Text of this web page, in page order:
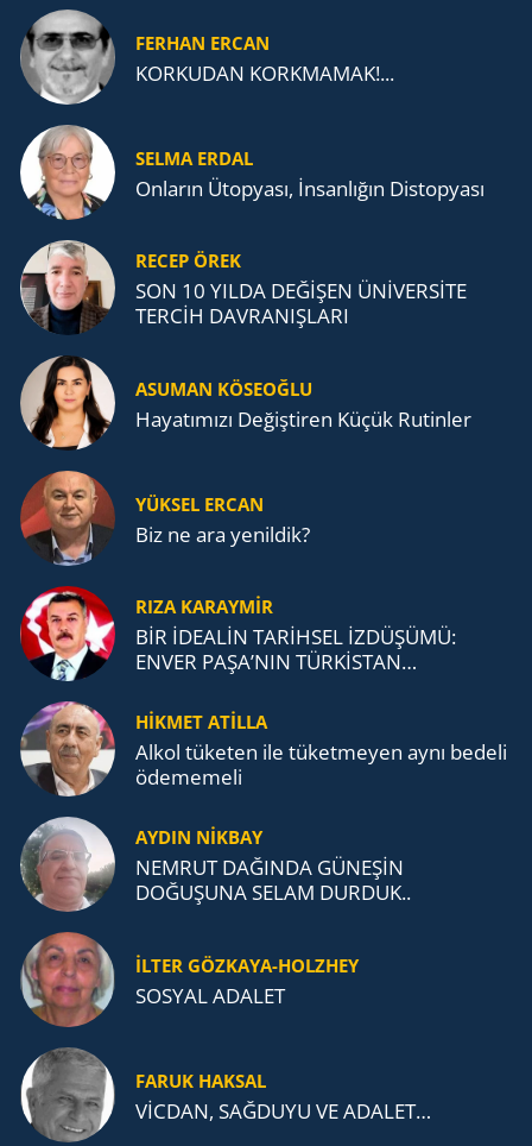
FERHAN ERCAN
KORKUDAN KORKMAMAK!...
SELMA ERDAL
Onların Ütopyası, İnsanlığın Distopyası
RECEP ÖREK
SON 10 YILDA DEĞİŞEN ÜNİVERSİTE
TERCİH DAVRANIŞLARI
ASUMAN KÖSEOĞLU
Ha­ya­tı­mı­zı De­ğiş­ti­ren Küçük Ru­tin­ler
YÜKSEL ERCAN
Biz ne ara yenildik?
RIZA KARAYMIR
BİR İDEALİN TARİHSEL İZDÜŞÜMÜ:
ENVER PAŞA’NIN TÜRKİSTAN
TEŞKİLATI’NA UZANAN MİRASI
HİKMET ATİLLA
Alkol tü­ke­ten ile tü­ket­me­yen aynı be­de­li
öde­me­me­li
AYDIN NİKBAY
NEMRUT DAĞINDA GÜNEŞİN
DOĞUŞUNA SELAM DURDUK..
İLTER GÖZKAYA-HOLZHEY
SOSYAL ADALET
FARUK HAKSAL
VİCDAN, SAĞ­DU­YU VE ADA­LET…